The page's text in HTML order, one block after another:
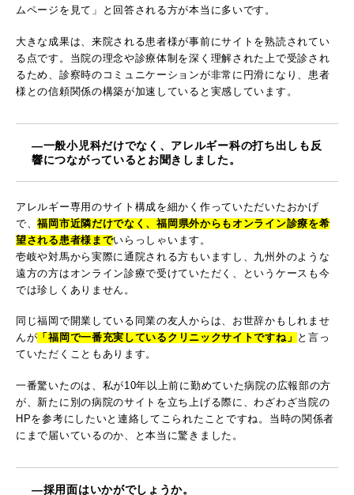
ムページを見て」と回答される方が本当に多いです。
大きな成果は、来院される患者様が事前にサイトを熟読されてい
る点です。当院の理念や診療体制を深く理解された上で受診され
るため、診察時のコミュニケーションが非常に円滑になり、患者
様との信頼関係の構築が加速していると実感しています。
―一般小児科だけでなく、アレルギー科の打ち出しも反
響につながっているとお聞きしました。
アレルギー専用のサイト構成を細かく作っていただいたおかげ
で、福岡市近隣だけでなく、福岡県外からもオンライン診療を希
望される患者様までいらっしゃいます。
壱岐や対馬から実際に通院される方もいますし、九州外のような
遠方の方はオンライン診療で受けていただく、というケースも今
では珍しくありません。
同じ福岡で開業している同業の友人からは、お世辞かもしれませ
んが 「福岡で一番充実しているクリニックサイトですね」
と言っ
ていただくこともあります。
一番驚いたのは、私が10年以上前に勤めていた病院の広報部の方
が、新たに別の病院のサイトを立ち上げる際に、わざわざ当院の
HPを参考にしたいと連絡してこられたことですね。当時の関係者
にまで届いているのか、と本当に驚きました。
―採用面はいかがでしょうか。